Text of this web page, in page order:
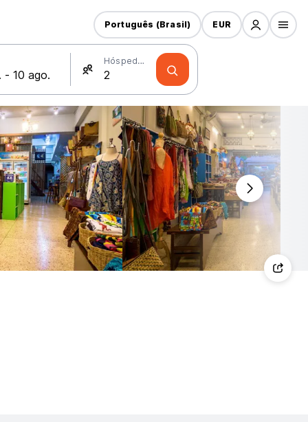
Hóspedes
Português (Brasil) EUR